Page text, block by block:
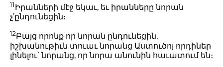
11Իրանների մէջ եկաւ, եւ իրանները նորան
չ’ընդունեցին։
12Բայց որոնք որ նորան ընդունեցին,
իշխանութիւն տուաւ նորանց Աստուծոյ որդիներ
լինելու՝ նորանց, որ նորա անունին հաւատում են։